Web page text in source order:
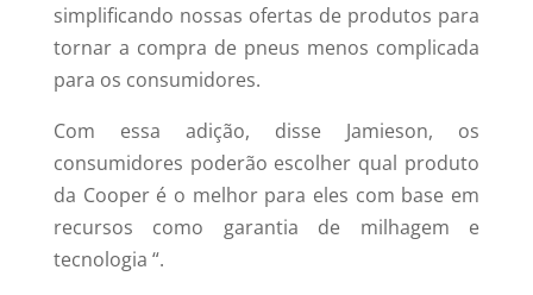
simplificando nossas ofertas de produtos para
tornar a compra de pneus menos complicada
para os consumidores.
Com essa adição, disse Jamieson, os
consumidores poderão escolher qual produto
da Cooper é o melhor para eles com base em
recursos como garantia de milhagem e
tecnologia “.